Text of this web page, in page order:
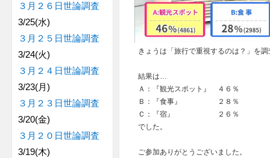
きょうは「旅行で重視するのは？」を
結果は…
Ａ：『観光スポット』 ４６％
Ｂ：『食事』 ２８％
Ｃ：『宿』 ２６％
でした。
ご参加ありがとうございました。
３月２６日世論調査
3/25(水)
３月２５日世論調査
3/24(火)
３月２４日世論調査
3/23(月)
３月２３日世論調査
3/20(金)
３月２０日世論調査
3/19(木)